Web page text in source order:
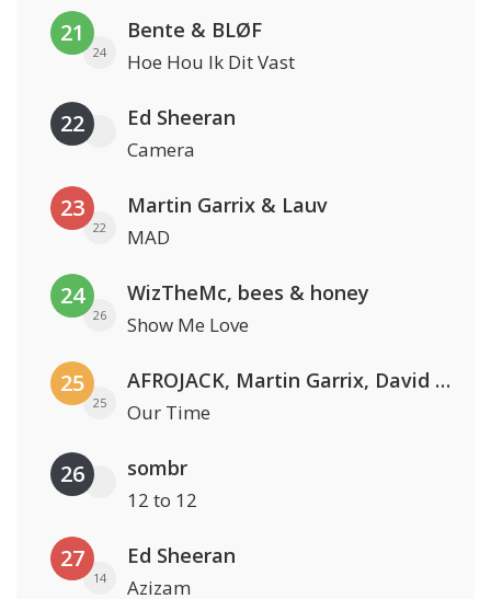
21
24
Bente & BLØF
Hoe Hou Ik Dit Vast
22 Ed Sheeran
Camera
23
22
Martin Garrix & Lauv
MAD
24
26
WizTheMc, bees & honey
Show Me Love
25
25
AFROJACK, Martin Garrix, David Guetta & Amél
Our Time
26 sombr
12 to 12
27
14
Ed Sheeran
Azizam